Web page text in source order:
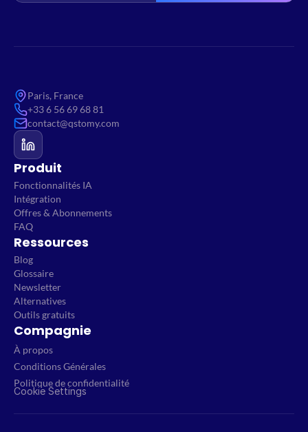
Paris, France
+33 6 56 69 68 81
contact@qstomy.com
Produit
Fonctionnalités IA
Intégration
Offres & Abonnements
FAQ
Ressources
Blog
Glossaire
Newsletter
Alternatives
Outils gratuits
Compagnie
À propos
Conditions Générales
Politique de confidentialité
Cookie Settings